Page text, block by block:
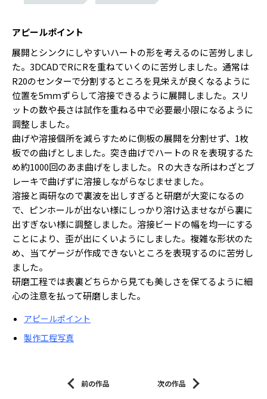
アピールポイント
展開とシンクにしやすいハートの形を考えるのに苦労しまし
た。3DCADでRにRを重ねていくのに苦労しました。通常は
R20のセンターで分割するところを見栄えが良くなるように
位置を5ｍｍずらして溶接できるように展開しました。スリ
ットの数や長さは試作を重ねる中で必要最小限になるように
調整しました。
曲げや溶接個所を減らすために側板の展開を分割せず、1枚
板での曲げとしました。突き曲げでハートのＲを表現するた
め約1000回のあま曲げをしました。Ｒの大きな所はわざとブ
レーキで曲げずに溶接しながらなじませました。
溶接と両研なので裏波を出しすぎると研磨が大変になるの
で、ピンホールが出ない様にしっかり溶け込ませながら裏に
出すぎない様に調整しました。溶接ビードの幅を均一にする
ことにより、歪が出にくいようにしました。複雑な形状のた
め、当てゲージが作成できないところを表現するのに苦労し
ました。
研磨工程では表裏どちらから見ても美しさを保てるように細
心の注意を払って研磨しました。
アピールポイント
製作工程写真
前の作品 次の作品